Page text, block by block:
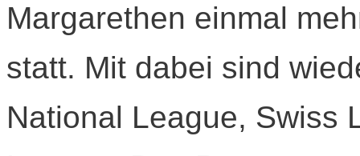
Margarethen einmal
statt. Mit dabei sind
National League, Swiss